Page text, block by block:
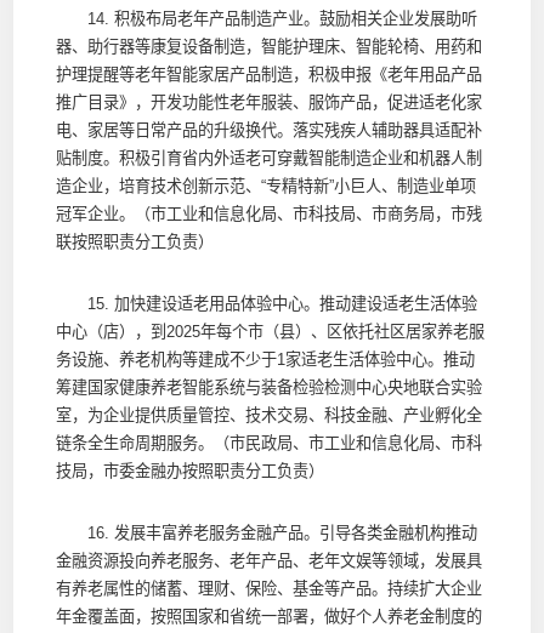
14. 积极布局老年产品制造产业。鼓励相关企业发展助听
器、助行器等康复设备制造，智能护理床、智能轮椅、用药和
护理提醒等老年智能家居产品制造，积极申报《老年用品产品
推广目录》，开发功能性老年服装、服饰产品，促进适老化家
电、家居等日常产品的升级换代。落实残疾人辅助器具适配补
贴制度。积极引育省内外适老可穿戴智能制造企业和机器人制
造企业，培育技术创新示范、“专精特新”小巨人、制造业单项
冠军企业。（市工业和信息化局、市科技局、市商务局，市残
联按照职责分工负责）
15. 加快建设适老用品体验中心。推动建设适老生活体验
中心（店），到2025年每个市（县）、区依托社区居家养老服
务设施、养老机构等建成不少于1家适老生活体验中心。推动
筹建国家健康养老智能系统与装备检验检测中心央地联合实验
室，为企业提供质量管控、技术交易、科技金融、产业孵化全
链条全生命周期服务。（市民政局、市工业和信息化局、市科
技局，市委金融办按照职责分工负责）
16. 发展丰富养老服务金融产品。引导各类金融机构推动
金融资源投向养老服务、老年产品、老年文娱等领域，发展具
有养老属性的储蓄、理财、保险、基金等产品。持续扩大企业
年金覆盖面，按照国家和省统一部署，做好个人养老金制度的